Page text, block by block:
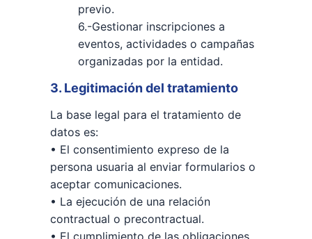
previo.
6.-Gestionar inscripciones a
eventos, actividades o campañas
organizadas por la entidad.
3. Legitimación del tratamiento
La base legal para el tratamiento de
datos es:
• El consentimiento expreso de la
persona usuaria al enviar formularios o
aceptar comunicaciones.
• La ejecución de una relación
contractual o precontractual.